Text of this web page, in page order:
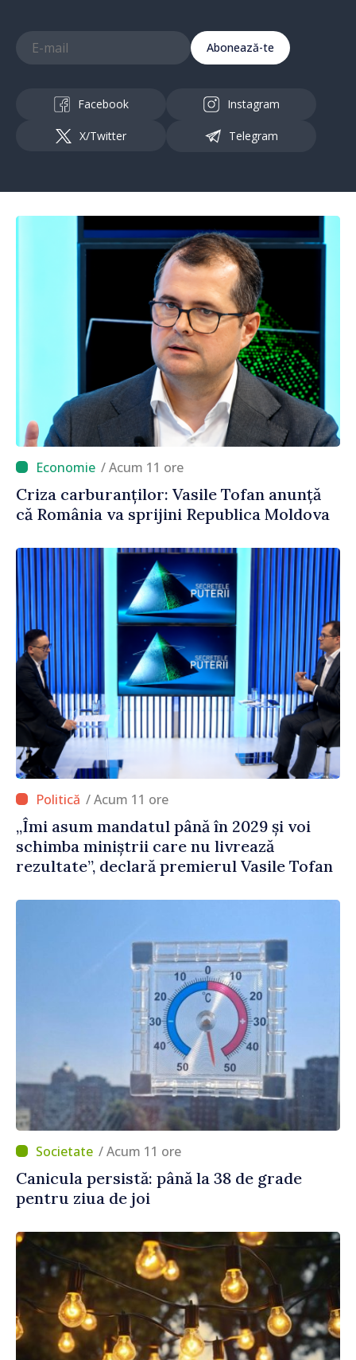
Abonează-te
Facebook Instagram
X/Twitter Telegram
/ Acum 11 ore
Criza carburanților: Vasile Tofan anunță
că România va sprijini Republica Moldova
/ Acum 11 ore
„Îmi asum mandatul până în 2029 și voi
schimba miniștrii care nu livrează
rezultate”, declară premierul Vasile Tofan
/ Acum 11 ore
Canicula persistă: până la 38 de grade
pentru ziua de joi